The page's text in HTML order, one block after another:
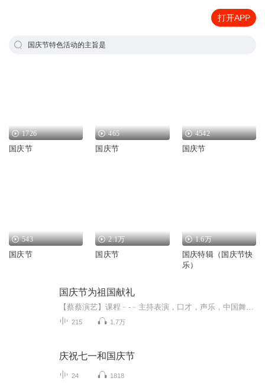
打开APP
国庆节特色活动的主旨是
1726
国庆节
465
国庆节
4542
国庆节
543
国庆节
2.1万
国庆节
1.6万
国庆特辑（国庆节快
乐）
国庆节为祖国献礼
215 1.7万
庆祝七一和国庆节
24 1818